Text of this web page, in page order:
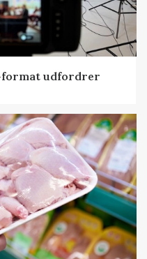
format udfordrer